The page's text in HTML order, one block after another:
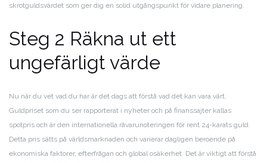
skrotguldsvärdet som ger dig en solid utgångspunkt för vidare planering.
Steg 2 Räkna ut ett
ungefärligt värde
Nu när du vet vad du har är det dags att förstå vad det kan vara värt.
Guldpriset som du ser rapporterat i nyheter och på finanssajter kallas
spotpris och är den internationella råvarunoteringen för rent 24-karats guld.
Detta pris sätts på världsmarknaden och varierar dagligen beroende på
ekonomiska faktorer, efterfrågan och global osäkerhet. Det är viktigt att förstå